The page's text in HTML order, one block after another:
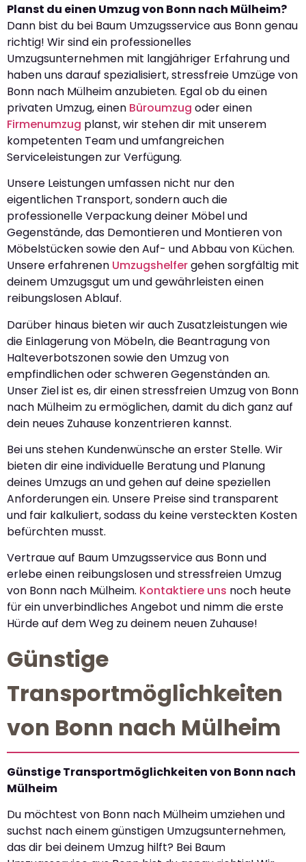
Planst du einen Umzug von Bonn nach Mülheim?
Dann bist du bei Baum Umzugsservice aus Bonn genau
richtig! Wir sind ein professionelles
Umzugsunternehmen mit langjähriger Erfahrung und
haben uns darauf spezialisiert, stressfreie Umzüge von
Bonn nach Mülheim anzubieten. Egal ob du einen
privaten Umzug, einen Büroumzug oder einen
Firmenumzug planst, wir stehen dir mit unserem
kompetenten Team und umfangreichen
Serviceleistungen zur Verfügung.
Unsere Leistungen umfassen nicht nur den
eigentlichen Transport, sondern auch die
professionelle Verpackung deiner Möbel und
Gegenstände, das Demontieren und Montieren von
Möbelstücken sowie den Auf- und Abbau von Küchen.
Unsere erfahrenen Umzugshelfergehen sorgfältig mit
deinem Umzugsgut um und gewährleisten einen
reibungslosen Ablauf.
Darüber hinaus bieten wir auch Zusatzleistungen wie
die Einlagerung von Möbeln, die Beantragung von
Halteverbotszonen sowie den Umzug von
empfindlichen oder schweren Gegenständen an.
Unser Ziel ist es, dir einen stressfreien Umzug von Bonn
nach Mülheim zu ermöglichen, damit du dich ganz auf
dein neues Zuhause konzentrieren kannst.
Bei uns stehen Kundenwünsche an erster Stelle. Wir
bieten dir eine individuelle Beratung und Planung
deines Umzugs an und gehen auf deine speziellen
Anforderungen ein. Unsere Preise sind transparent
und fair kalkuliert, sodass du keine versteckten Kosten
befürchten musst.
Vertraue auf Baum Umzugsservice aus Bonn und
erlebe einen reibungslosen und stressfreien Umzug
von Bonn nach Mülheim. Kontaktiere uns noch heute
für ein unverbindliches Angebot und nimm die erste
Hürde auf dem Weg zu deinem neuen Zuhause!
Günstige
Transportmöglichkeiten
von Bonn nach Mülheim
Günstige Transportmöglichkeiten von Bonn nach
Mülheim
Du möchtest von Bonn nach Mülheim umziehen und
suchst nach einem günstigen Umzugsunternehmen,
das dir bei deinem Umzug hilft? Bei Baum